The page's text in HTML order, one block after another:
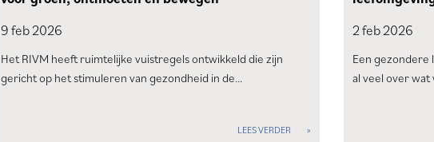
9 feb2026
Het RIVM heeft ruimtelijke vuistregels ontwikkeld die zijn
gericht op het stimuleren van gezondheid in de…
LEES VERDER
2 feb2026
Een gezondere
al veel over